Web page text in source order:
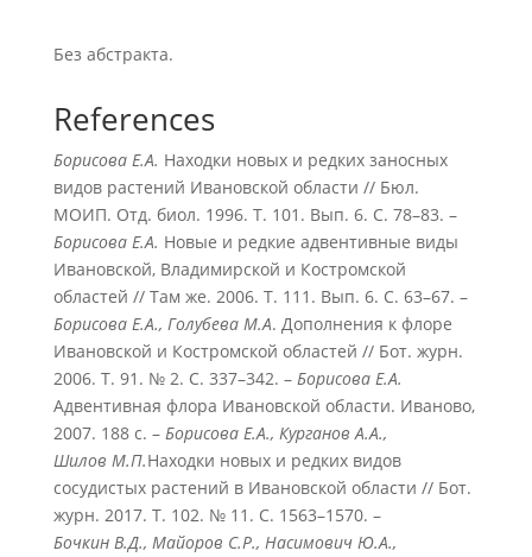
Без абстракта.
References
Борисова Е.А. Находки новых и редких заносных
видов растений Ивановской области // Бюл.
МОИП. Отд. биол. 1996. Т. 101. Вып. 6. С. 78–83. –
Борисова Е.А. Новые и редкие адвентивные виды
Ивановской, Владимирской и Костромской
областей // Там же. 2006. Т. 111. Вып. 6. С. 63–67. –
Борисова Е.А., Голубева М.А. Дополнения к флоре
Ивановской и Костромской областей // Бот. журн.
2006. Т. 91. № 2. С. 337–342. – Борисова Е.А.
Адвентивная флора Ивановской области. Иваново,
2007. 188 с. – Борисова Е.А., Курганов А.А.,
Шилов М.П.Находки новых и редких видов
сосудистых растений в Ивановской области // Бот.
журн. 2017. Т. 102. № 11. С. 1563–1570. –
Бочкин В.Д., Майоров С.Р., Насимович Ю.А.,